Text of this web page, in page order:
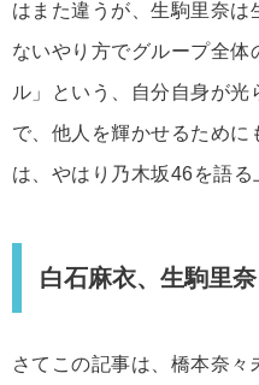
はまた違うが、生駒里奈
ないやり方でグループ全体
ル」という、自分自身が
で、他人を輝かせるため
は、やはり乃木坂46を語る
白石麻衣、生駒里
さてこの記事は、橋本奈